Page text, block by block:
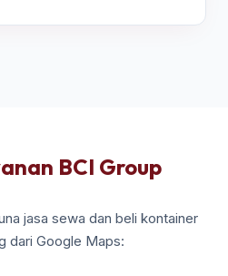
BCI Group
jasa sewa dan beli kontainer
dari Google Maps: